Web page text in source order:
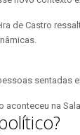
de Castro
aconteceu na